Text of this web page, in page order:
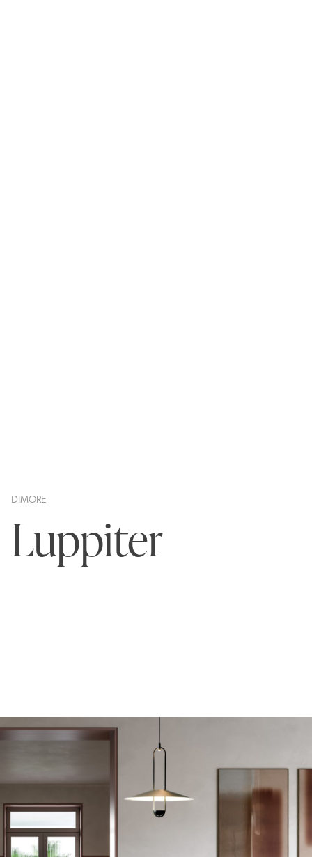
DIMORE
Luppiter